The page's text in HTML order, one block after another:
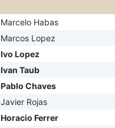
Marcelo Habas
Marcos Lopez
Ivo Lopez
Ivan Taub
Pablo Chaves
Javier Rojas
Horacio Ferrer